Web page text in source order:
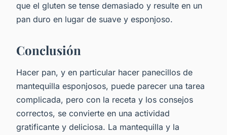
que el gluten se tense demasiado y resulte en un
pan duro en lugar de suave y esponjoso.
Conclusión
Hacer pan, y en particular hacer panecillos de
mantequilla esponjosos, puede parecer una tarea
complicada, pero con la receta y los consejos
correctos, se convierte en una actividad
gratificante y deliciosa. La mantequilla y la